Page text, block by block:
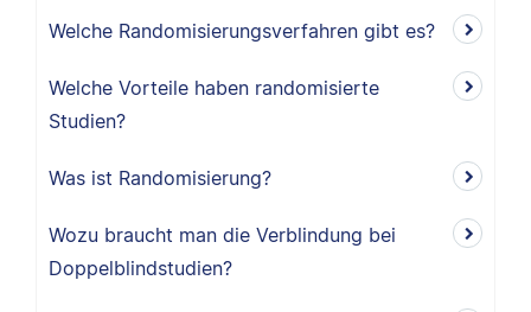
Welche Randomisierungsverfahren gibt es?
Welche Vorteile haben randomisierte
Studien?
Was ist Randomisierung?
Wozu braucht man die Verblindung bei
Doppelblindstudien?